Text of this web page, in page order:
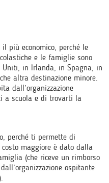
più economico, perché le
e le famiglie sono
in Irlanda, in Spagna, in
altra destinazione minore.
dall’organizzazione
a scuola e di trovarti la
perché ti permette di
maggiore è dato dalla
(che riceve un rimborso
ospitante